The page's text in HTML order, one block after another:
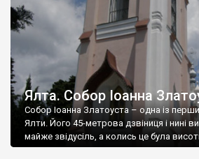
Ялта. Собор Іоанна
Собор Іоанна Златоуста – одна із
Ялти. Його 45-метрова дзвіниця і нині
майже звідусіль, а колись це була